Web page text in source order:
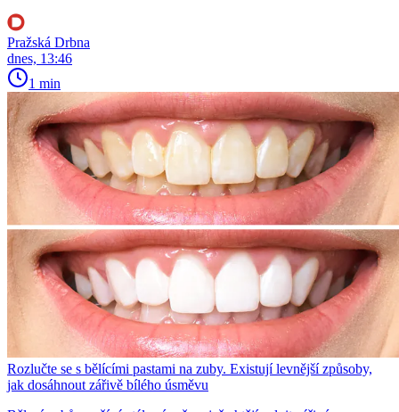
Pražská Drbna
dnes, 13:46
1 min
Rozlučte se s bělícími pastami na zuby. Existují levnější způsoby,
jak dosáhnout zářivě bílého úsměvu